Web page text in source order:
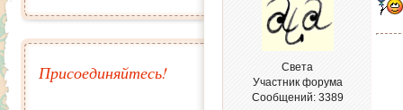
Присоединяйтесь!
Света
Участник форума
Сообщений: 3389